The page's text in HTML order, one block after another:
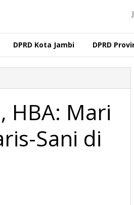
DPRD Kota Jambi DPRD
HBA: Mari
Sani di